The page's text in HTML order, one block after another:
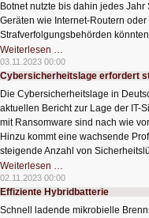
Botnet nutzte bis dahin jedes
Geräten wie Internet-Routern
Strafverfolgungsbehörden
Weiterlesen …
besiegelt
das
Ende
IoT-
Botnets
03.11.2023 00:00
Cybersicherheitslage erfordert
Die Cybersicherheitslage in
aktuellen Bericht zur Lage der IT-
mit Ransomware sind nach wie
Hinzu kommt eine wachsende
steigende Anzahl von
Weiterlesen …
erfordert
strategische
Neuaufstellung
02.11.2023 00:00
Effiziente Hybridbatterie
Schnell ladende mikrobielle